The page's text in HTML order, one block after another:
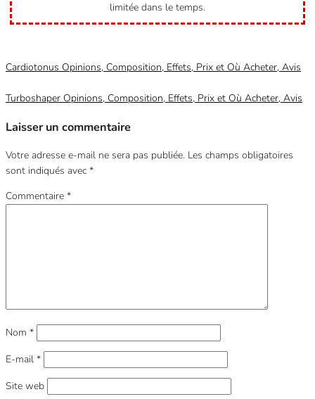
limitée dans le temps.
Cardiotonus Opinions, Composition, Effets, Prix et Où Acheter, Avis
Turboshaper Opinions, Composition, Effets, Prix et Où Acheter, Avis
Laisser un commentaire
Votre adresse e-mail ne sera pas publiée. Les champs obligatoires
sont indiqués avec *
Commentaire *
Nom *
E-mail *
Site web